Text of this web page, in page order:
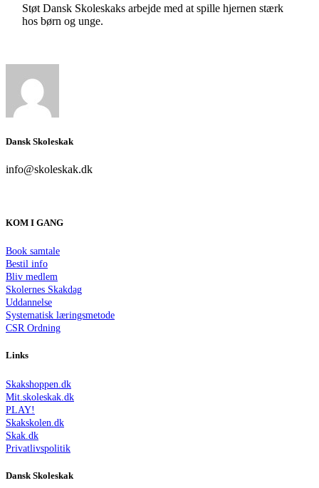
Støt Dansk Skoleskaks arbejde med at spille hjernen stærk
hos børn og unge.
Dansk Skoleskak
info@skoleskak.dk
KOM I GANG
Book samtale
Bestil info
Bliv medlem
Skolernes Skakdag
Uddannelse
Systematisk læringsmetode
CSR Ordning
Links
Skakshoppen.dk
Mit.skoleskak.dk
PLAY!
Skakskolen.dk
Skak.dk
Privatlivspolitik
Dansk Skoleskak